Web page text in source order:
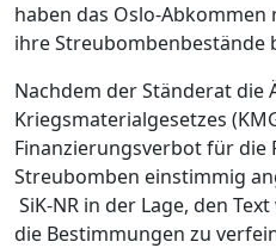
haben das Oslo-
ihre Streubombenbestände
Nachdem der Ständerat die
Kriegsmaterialgesetzes
Finanzierungsverbot für die
Streubomben einstimmig
SiK-NR in der Lage, den
die Bestimmungen zu